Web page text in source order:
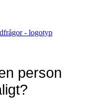
person